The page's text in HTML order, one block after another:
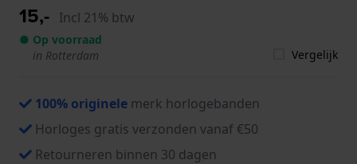
15,- Incl 21% btw
● Op voorraad
in Rotterdam
Vergelijk
100% originele merk horlogebanden
Horloges gratis verzonden vanaf €50
Retourneren binnen 30 dagen